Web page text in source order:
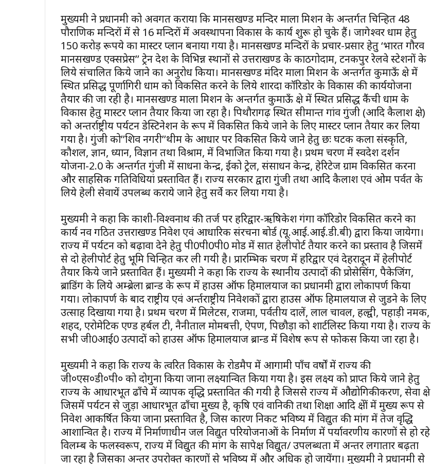
मुख्यमंत्री ने प्रधानमंत्री को अवगत कराया कि मानसखण्ड मन्दिर माला मिशन के अन्तर्गत चिन्हित 48
पौराणिक मन्दिरों में से 16 मन्दिरों में अवस्थापना विकास के कार्य शुरू हो चुके हैं। जागेश्वर धाम हेतु
150 करोड़ रूपये का मास्टर प्लान बनाया गया है। मानसखण्ड मन्दिरों के प्रचार-प्रसार हेतु ‘भारत गौरव
मानसखण्ड एक्सप्रेस’’ ट्रेन देश के विभिन्न स्थानों से उत्तराखण्ड के काठगोदाम, टनकपुर रेलवे स्टेशनों के
लिये संचालित किये जाने का अनुरोध किया। मानसखण्ड मंदिर माला मिशन के अन्तर्गत कुमाऊँ क्षेत्र में
स्थित प्रसिद्ध पूर्णागिरी धाम को विकसित करने के लिये शारदा कॉरिडोर के विकास की कार्ययोजना
तैयार की जा रही है। मानसखण्ड माला मिशन के अन्तर्गत कुमाऊँ क्षेत्र में स्थित प्रसिद्ध कैंची धाम के
विकास हेतु मास्टर प्लान तैयार किया जा रहा है। पिथौरागढ़ स्थित सीमान्त गांव गुंजी (आदि कैलाश क्षेत्र)
को अन्तर्राष्ट्रीय पर्यटन डेस्टिनेशन के रूप में विकसित किये जाने के लिए मास्टर प्लान तैयार कर लिया
गया है। गुंजी को’’शिव नगरी’’थीम के आधार पर विकसित किये जाने हेतु छः घटक कला संस्कृति,
कौशल, ज्ञान, ध्यान, विज्ञान तथा विश्राम, में विभाजित किया गया है। प्रथम चरण में स्वदेश दर्शन
योजना-2.0 के अन्तर्गत गुंजी में साधना केन्द्र, ईको ट्रेल, संसाधन केन्द्र, हेरिटेज ग्राम विकसित करना
और साहसिक गतिविधियां प्रस्तावित हैं। राज्य सरकार द्वारा गुंजी तथा आदि कैलाश एवं ओम पर्वत के
लिये हेली सेवायें उपलब्ध कराये जाने हेतु सर्वे कर लिया गया है।
मुख्यमंत्री ने कहा कि काशी-विश्वनाथ की तर्ज पर हरिद्वार-ऋषिकेश गंगा कॉरिडोर विकसित करने का
कार्य नव गठित उत्तराखण्ड निवेश एवं आधारिक संरचना बोर्ड (यू.आई.आई.डी.बी) द्वारा किया जायेगा।
राज्य में पर्यटन को बढ़ावा देने हेतु पी0पी0पी0 मोड में सात हेलीपोर्ट तैयार करने का प्रस्ताव है जिसमें
से दो हेलीपोर्ट हेतु भूमि चिन्हित कर ली गयी है। प्रारम्भिक चरण में हरिद्वार एवं देहरादून में हेलीपोर्ट
तैयार किये जाने प्रस्तावित हैं। मुख्यमंत्री ने कहा कि राज्य के स्थानीय उत्पादों की प्रोसेसिंग, पैकेजिंग,
ब्राडिंग के लिये अम्ब्रेला ब्रान्ड के रूप में हाउस ऑफ हिमालयाज का प्रधानमंत्री द्वारा लोकापर्ण किया
गया। लोकापर्ण के बाद राष्ट्रीय एवं अर्न्तराष्ट्रीय निवेशकों द्वारा हाउस ऑफ हिमालयाज से जुडने के लिए
उत्साह दिखाया गया है। प्रथम चरण में मिलेटस, राजमा, पर्वतीय दालें, लाल चावल, हल्द्वी, पहाड़ी नमक,
शहद, एरोमेटिक एण्ड हर्बल टी, नैनीताल मोमबत्ती, ऐपण, पिछौड़ा को शार्टलिस्ट किया गया है। राज्य के
सभी जी0आई0 उत्पादों को हाउस ऑफ हिमालयाज ब्रान्ड में विशेष रूप से फोकस किया जा रहा है।
मुख्यमंत्री ने कहा कि राज्य के त्वरित विकास के रोडमैप में आगामी पाँच वर्षों में राज्य की
जी०एस०डी०पी० को दोगुना किया जाना लक्ष्यान्वित किया गया है। इस लक्ष्य को प्राप्त किये जाने हेतु
राज्य के आधारभूत ढाँचे में व्यापक वृद्धि प्रस्तावित की गयी है जिससे राज्य में औद्योगिकीकरण, सेवा क्षेत्र
जिसमें पर्यटन से जुड़ा आधारभूत ढाँचा मुख्य है, कृषि एवं वानिकी तथा शिक्षा आदि क्षेत्रों में मुख्य रूप से
निवेश आकर्षित किया जाना प्रस्तावित है, जिस कारण निकट भविष्य में विद्युत की मांग में तेज वृद्धि
आशान्वित है। राज्य में निर्माणाधीन जल विद्युत परियोजनाओं के निर्माण में पर्यावरणीय कारणों से हो रहे
विलम्ब के फलस्वरूप, राज्य में विद्युत की मांग के सापेक्ष विद्युत/ उपलब्धता में अन्तर लगातार बढ़ता
जा रहा है जिसका अन्तर उपरोक्त कारणों से भविष्य में और अधिक हो जायेंगा। मुख्यमंत्री ने प्रधानमंत्री से